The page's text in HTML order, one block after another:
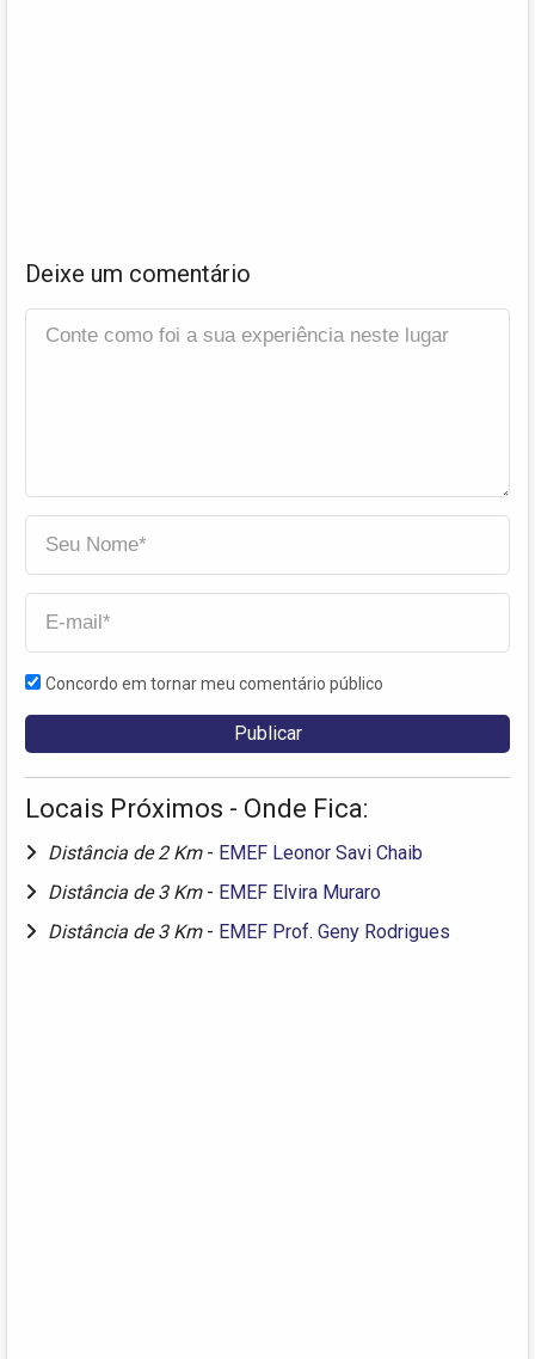
Deixe um comentário
Concordo em tornar meu comentário público
Locais Próximos - Onde Fica:
Distância de 2 Km - EMEF Leonor Savi Chaib
Distância de 3 Km - EMEF Elvira Muraro
Distância de 3 Km - EMEF Prof. Geny Rodrigues